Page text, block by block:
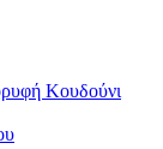
Κουδούνι